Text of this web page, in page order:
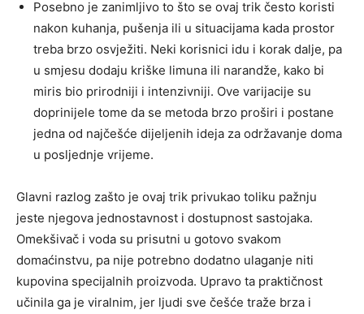
Posebno je zanimljivo to što se ovaj trik često koristi
nakon kuhanja, pušenja ili u situacijama kada prostor
treba brzo osvježiti. Neki korisnici idu i korak dalje, pa
u smjesu dodaju kriške limuna ili narandže, kako bi
miris bio prirodniji i intenzivniji. Ove varijacije su
doprinijele tome da se metoda brzo proširi i postane
jedna od najčešće dijeljenih ideja za održavanje doma
u posljednje vrijeme.
Glavni razlog zašto je ovaj trik privukao toliku pažnju
jeste njegova jednostavnost i dostupnost sastojaka.
Omekšivač i voda su prisutni u gotovo svakom
domaćinstvu, pa nije potrebno dodatno ulaganje niti
kupovina specijalnih proizvoda. Upravo ta praktičnost
učinila ga je viralnim, jer ljudi sve češće traže brza i